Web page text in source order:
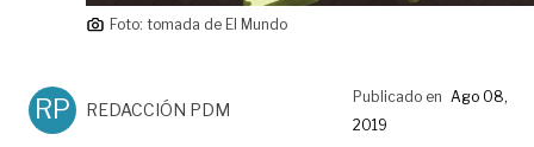
Foto: tomada de El Mundo
RP REDACCIÓN PDM
Publicado en Ago 08,
2019